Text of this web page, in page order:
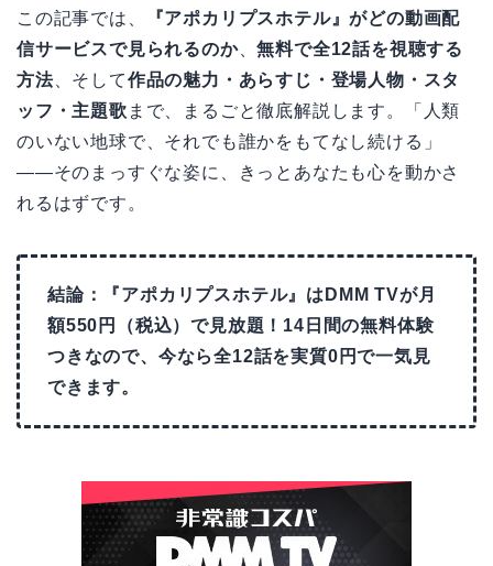
この記事では、
『アポカリプスホテル』がどの動画配
信サービスで見られるのか、無料で全12話を視聴する
方法、そして作品の魅力・あらすじ・登場人物・スタ
ッフ・主題歌 まで、まるごと徹底解説します。「人類
のいない地球で、それでも誰かをもてなし続ける」
――そのまっすぐな姿に、きっとあなたも心を動かさ
れるはずです。
結論：『アポカリプスホテル』はDMM TVが月
額550円（税込）で見放題！14日間の無料体験
つきなので、今なら全12話を実質0円で一気見
できます。